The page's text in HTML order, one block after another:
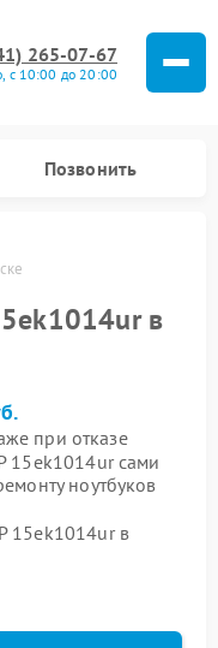
265-07-67
с 10:00 до 20:00
Позвонить
в
при отказе
15ek1014ur сами
ноутбуков
15ek1014ur в